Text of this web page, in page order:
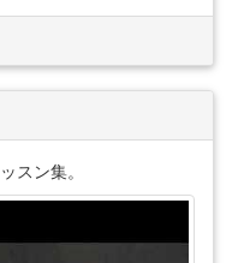
スン集。